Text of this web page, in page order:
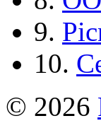
9.
10.
© 2026